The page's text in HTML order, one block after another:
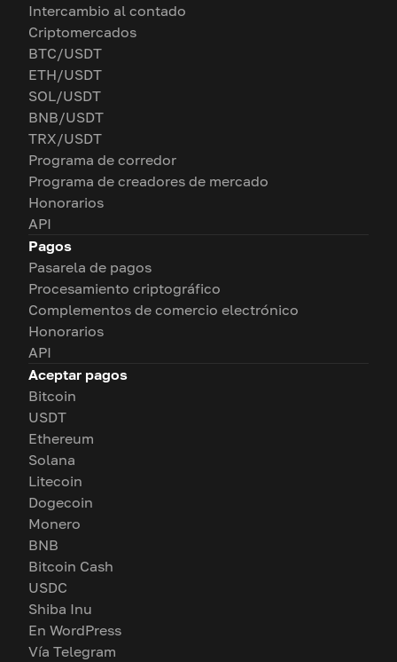
Intercambio al contado
Criptomercados
BTC/USDT
ETH/USDT
SOL/USDT
BNB/USDT
TRX/USDT
Programa de corredor
Programa de creadores de mercado
Honorarios
API
Pagos
Pasarela de pagos
Procesamiento criptográfico
Complementos de comercio electrónico
Honorarios
API
Aceptar pagos
Bitcoin
USDT
Ethereum
Solana
Litecoin
Dogecoin
Monero
BNB
Bitcoin Cash
USDC
Shiba Inu
En WordPress
Vía Telegram